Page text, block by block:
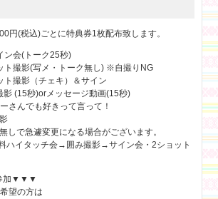
円(税込)ごとに特典券1枚配布致します。
ン会(トーク25秒)
ト撮影(写メ・トーク無し) ※自撮りNG
ト撮影（チェキ）＆サイン
影 (15秒)orメッセージ動画(15秒)
さんでも好きって言って！
しで急遽変更になる場合がございます。
ハイタッチ会→囲み撮影→サイン会・2ショット
加▼▼▼
望の方は